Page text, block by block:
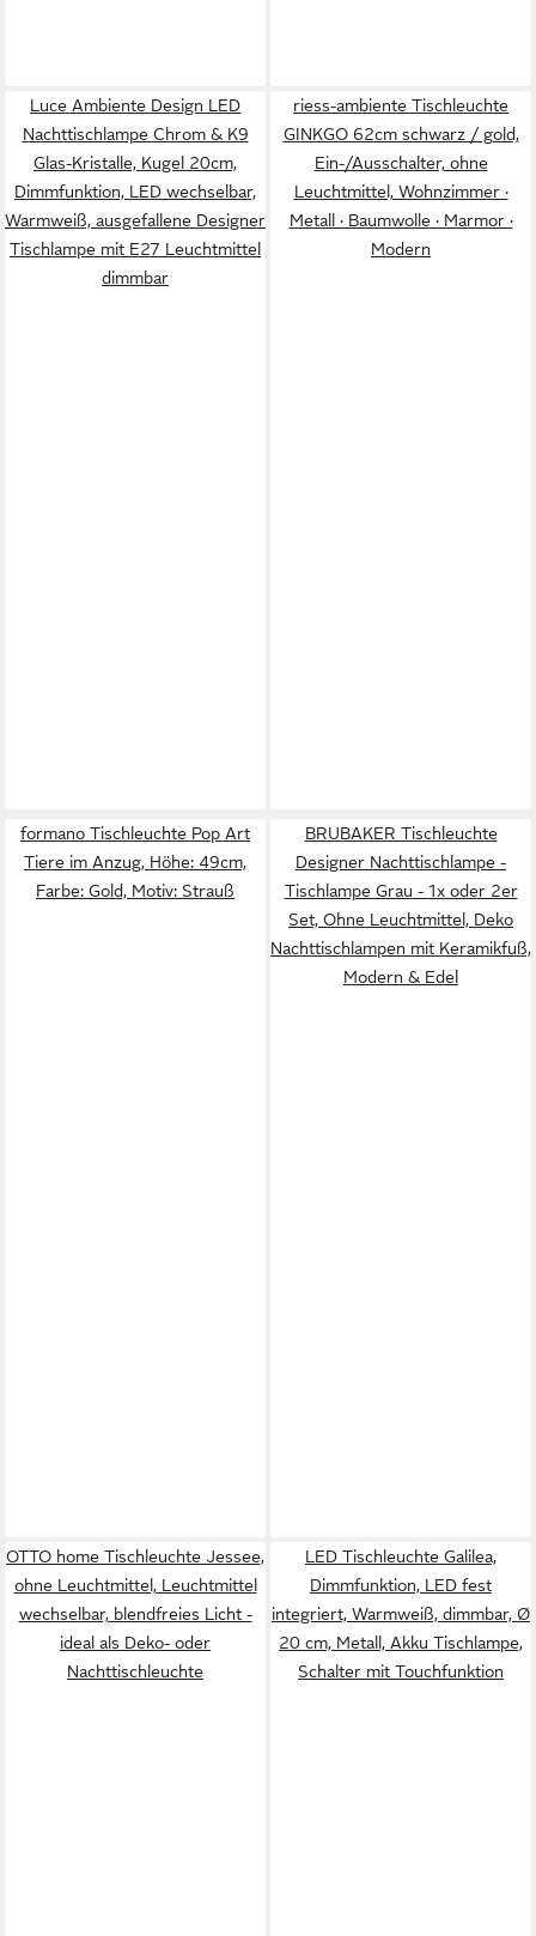
Luce Ambiente Design LED
Nachttischlampe Chrom & K9
Glas-Kristalle, Kugel 20cm,
Dimmfunktion, LED wechselbar,
Warmweiß, ausgefallene Designer
Tischlampe mit E27 Leuchtmittel
dimmbar
riess-ambiente Tischleuchte
GINKGO 62cm schwarz / gold,
Ein-/Ausschalter, ohne
Leuchtmittel, Wohnzimmer ·
Metall · Baumwolle · Marmor ·
Modern
formano Tischleuchte Pop Art
Tiere im Anzug, Höhe: 49cm,
Farbe: Gold, Motiv: Strauß
BRUBAKER Tischleuchte
Designer Nachttischlampe -
Tischlampe Grau - 1x oder 2er
Set, Ohne Leuchtmittel, Deko
Nachttischlampen mit Keramikfuß,
Modern & Edel
OTTO home Tischleuchte Jessee,
ohne Leuchtmittel, Leuchtmittel
wechselbar, blendfreies Licht -
ideal als Deko- oder
Nachttischleuchte
LED Tischleuchte Galilea,
Dimmfunktion, LED fest
integriert, Warmweiß, dimmbar, Ø
20 cm, Metall, Akku Tischlampe,
Schalter mit Touchfunktion